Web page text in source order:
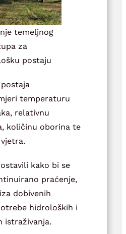
temeljnog
za
postaju
temperaturu
relativnu
količinu oborina te
kako bi se
praćenje,
dobivenih
hidroloških i
istraživanja.